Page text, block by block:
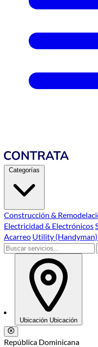
Categorías
Construcción &
Electricidad & Electrónicos
Acarreo Utility
Ubicación Ubicación
República Dominicana